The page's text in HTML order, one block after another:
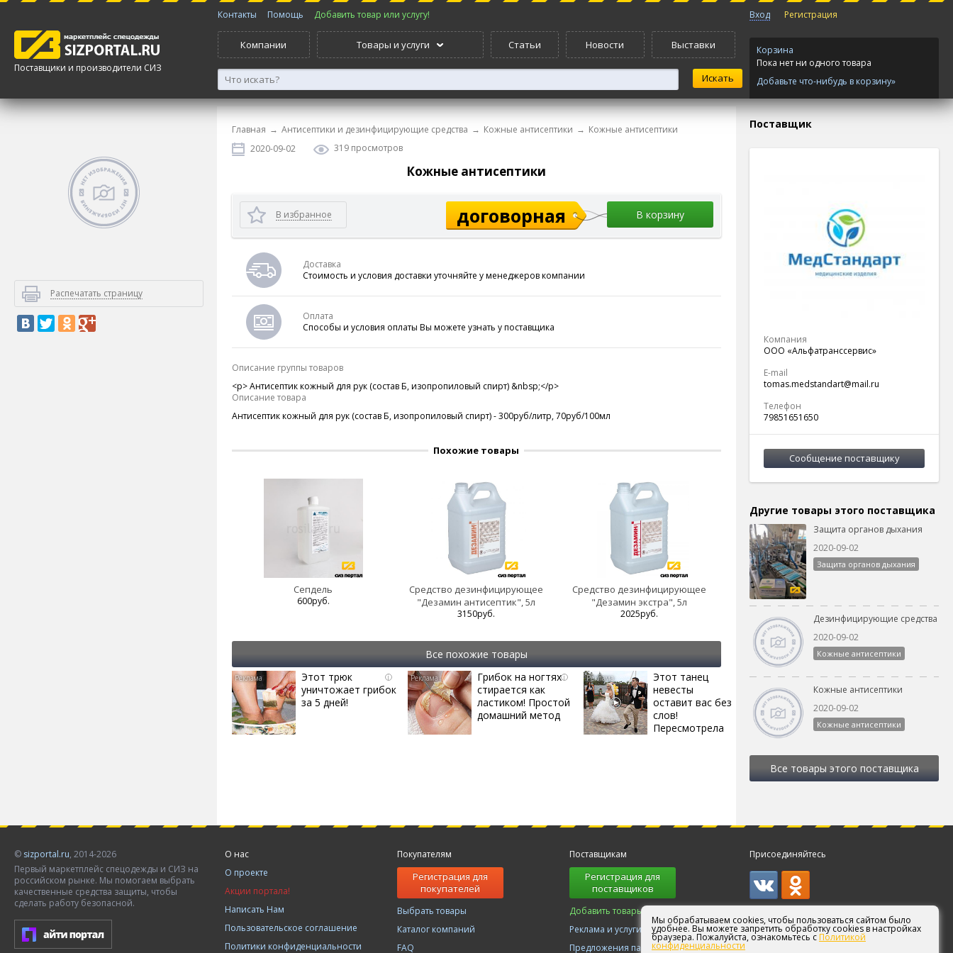
Поставщики и производители СИЗ
Контакты Помощь Добавить товар или услугу!
Компании Товары и услуги Статьи Новости Выставки
Вход Регистрация
Корзина
Пока нет ни одного товара
Добавьте что-нибудь в корзину»
Распечатать страницу
Главная → Антисептики и дезинфицирующие средства → Кожные антисептики → Кожные антисептики
2020-09-02
319 просмотров
Кожные антисептики
В избранное договорная В корзину
Доставка
Стоимость и условия доставки уточняйте у менеджеров компании
Оплата
Способы и условия оплаты Вы можете узнать у поставщика
Описание группы товаров
<p>Антисептик кожный для рук (состав Б, изопропиловый спирт) &nbsp;</p>
Описание товара
Антисептик кожный для рук (состав Б, изопропиловый спирт) - 300руб/литр, 70руб/100мл
Похожие товары
Сепдель
600руб.
Средство дезинфицирующее
"Дезамин антисептик", 5л
3150руб.
Средство дезинфицирующее
"Дезамин экстра", 5л
2025руб.
Все похожие товары
i
Этот трюк
уничтожает грибок
за 5 дней!
i
Грибок на ногтях
стирается как
ластиком! Простой
домашний метод
Этот танец
невесты
оставит вас без
слов!
Пересмотрела
Поставщик
Компания
ООО «Альфатранссервис»
E-mail
tomas.medstandart@mail.ru
Телефон
79851651650
Сообщение поставщику
Другие товары этого поставщика
Защита органов дыхания
2020-09-02
Защита органов дыхания
Дезинфицирующие средства
2020-09-02
Кожные антисептики
Кожные антисептики
2020-09-02
Кожные антисептики
Все товары этого поставщика
© sizportal.ru, 2014-2026
Первый маркетплейс спецодежды и СИЗ на
российском рынке. Мы помогаем выбрать
качественные средства защиты, чтобы
сделать работу безопасной.
О нас
О проекте
Акции портала!
Написать Нам
Пользовательское соглашение
Политики конфиденциальности
Покупателям
Регистрация для
покупателей
Выбрать товары
Каталог компаний
FAQ
Поставщикам
Регистрация для
поставщиков
Добавить товары!
Реклама и услуги
Предложения партнерам
Присоединяйтесь
Мы обрабатываем cookies, чтобы пользоваться сайтом было
удобнее. Вы можете запретить обработку cookies в настройках
браузера. Пожалуйста, ознакомьтесь с Политикой
конфиденциальности